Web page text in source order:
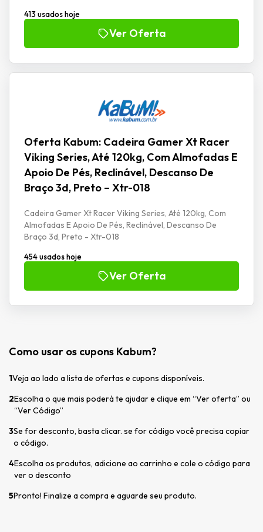
413 usados hoje
Ver Oferta
Oferta Kabum: Cadeira Gamer Xt Racer
Viking Series, Até 120kg, Com Almofadas E
Apoio De Pés, Reclinável, Descanso De
Braço 3d, Preto – Xtr-018
Cadeira Gamer Xt Racer Viking Series, Até 120kg, Com
Almofadas E Apoio De Pés, Reclinável, Descanso De
Braço 3d, Preto - Xtr-018
454 usados hoje
Ver Oferta
Como usar os cupons Kabum?
1Veja ao lado a lista de ofertas e cupons disponíveis.
2Escolha o que mais poderá te ajudar e clique em “Ver oferta” ou
“Ver Código”
3Se for desconto, basta clicar. se for código você precisa copiar
o código.
4Escolha os produtos, adicione ao carrinho e cole o código para
ver o desconto
5Pronto! Finalize a compra e aguarde seu produto.